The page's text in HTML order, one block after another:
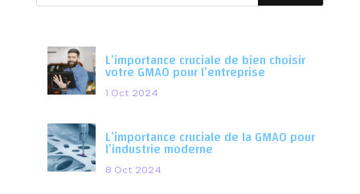
L’importance cruciale de bien choisir
votre GMAO pour l’entreprise
1 Oct 2024
L’importance cruciale de la GMAO pour
l’industrie moderne
8 Oct 2024